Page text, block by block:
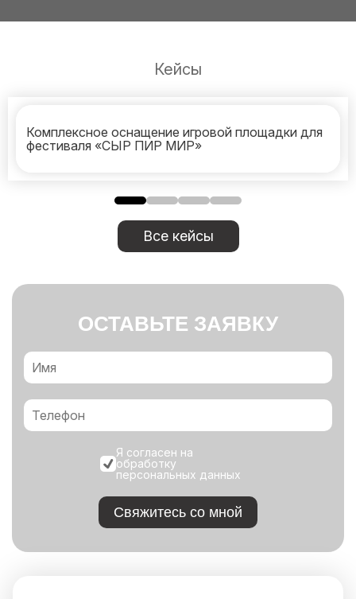
Кейсы
Комплексное оснащение игровой площадки для
фестиваля «СЫР ПИР МИР»
Все кейсы
ОСТАВЬТЕ ЗАЯВКУ
Я согласен на
обработку
персональных данных
Свяжитесь со мной